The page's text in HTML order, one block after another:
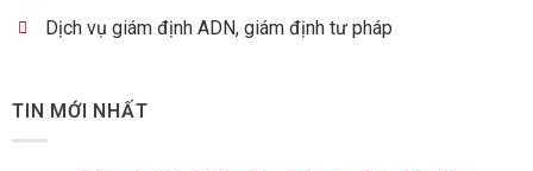
Dịch vụ giám định ADN, giám định tư pháp
TIN MỚI NHẤT